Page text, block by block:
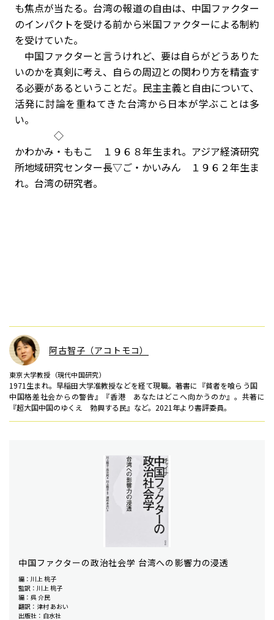
も焦点が当たる。台湾の報道の自由は、中国ファクター
のインパクトを受ける前から米国ファクターによる制約
を受けていた。
中国ファクターと言うけれど、要は自らがどうありた
いのかを真剣に考え、自らの周辺との関わり方を精査す
る必要があるということだ。民主主義と自由について、
活発に討論を重ねてきた台湾から日本が学ぶことは多
い。
◇
かわかみ・ももこ １９６８年生まれ。アジア経済研究
所地域研究センター長▽ご・かいみん １９６２年生ま
れ。台湾の研究者。
阿古智子（アコトモコ）
東京大学教授（現代中国研究）
1971生まれ。早稲田大学准教授などを経て現職。著書に『貧者を喰らう国
中国格差社会からの警告』『香港 あなたはどこへ向かうのか』。共著に
『超大国中国のゆくえ 勃興する民』など。2021年より書評委員。
中国ファクターの政治社会学 台湾への影響力の浸透
編：川上 桃子
監訳：川上 桃子
編：呉 介民
翻訳：津村 あおい
出版社：白水社